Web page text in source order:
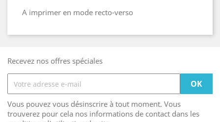
A imprimer en mode recto-verso
Recevez nos offres spéciales
Vous pouvez vous désinscrire à tout moment. Vous
trouverez pour cela nos informations de contact dans les